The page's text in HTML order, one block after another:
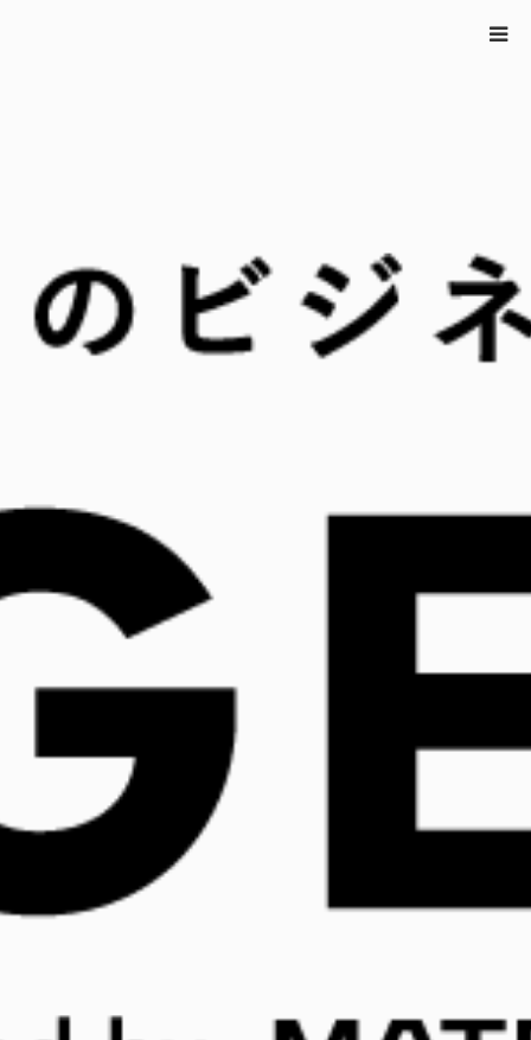
「アフターコロナマウント」に「ソ
ーシャル映え」。コロナ禍で変化す
る女子大生トレンドとニーズとは
基礎応用/思考術
私たちの生活に様々な影響をもたらした新型コロナウ
イルス。若者世代である女子大生も例外ではなく、大
きなライフスタイルの変化を余儀なくされました。そ
の結果から、若年女性向け商材やサービスを扱ってい
る企業では、「これまで通りの企画が通用しない」